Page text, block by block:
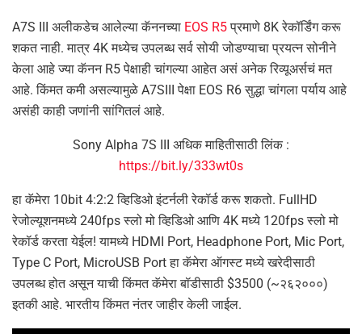
A7S III अलीकडेच आलेल्या कॅननच्या EOS R5प्रमाणे 8K रेकॉर्डिंग करू
शकत नाही. मात्र 4K मध्येच उपलब्ध सर्व सोयी जोडण्याचा प्रयत्न सोनीने
केला आहे ज्या कॅनन R5 पेक्षाही चांगल्या आहेत असं अनेक रिव्यूअर्सचं मत
आहे. किंमत कमी असल्यामुळे A7SIII पेक्षा EOS R6 सुद्धा चांगला पर्याय आहे
असंही काही जणांनी सांगितलं आहे.
Sony Alpha 7S III अधिक माहितीसाठी लिंक :
https://bit.ly/333wt0s
हा कॅमेरा 10bit 4:2:2 व्हिडिओ इंटर्नली रेकॉर्ड करू शकतो. FullHD
रेजोल्यूशनमध्ये 240fps स्लो मो व्हिडिओ आणि 4K मध्ये 120fps स्लो मो
रेकॉर्ड करता येईल! यामध्ये HDMI Port, Headphone Port, Mic Port,
Type C Port, MicroUSB Port हा कॅमेरा ऑगस्ट मध्ये खरेदीसाठी
उपलब्ध होत असून याची किंमत कॅमेरा बॉडीसाठी $3500 (~२६२०००)
इतकी आहे. भारतीय किंमत नंतर जाहीर केली जाईल.